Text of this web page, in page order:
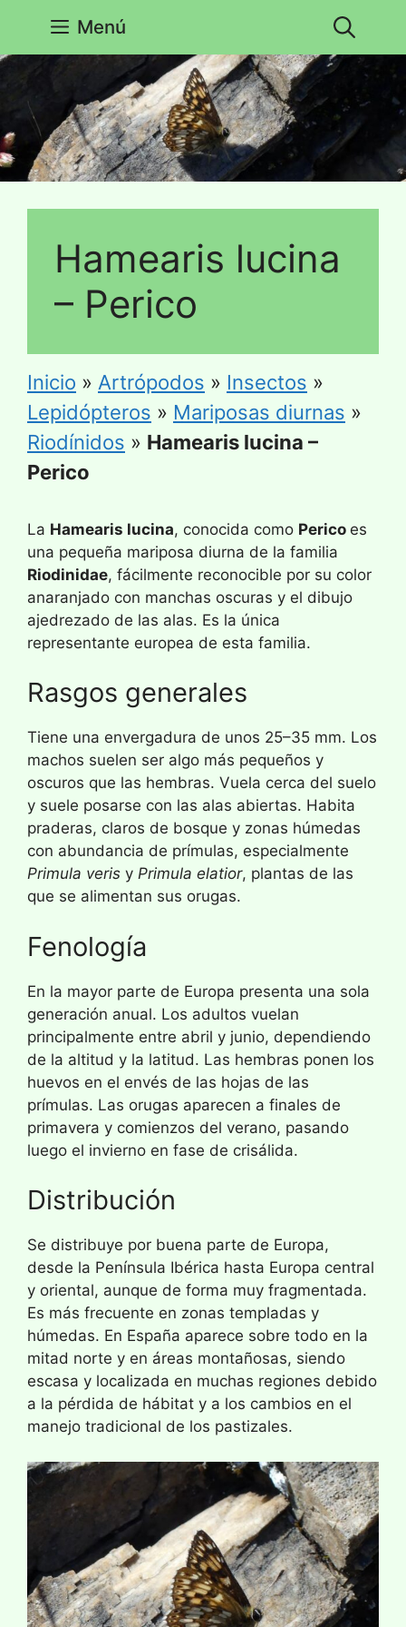
contenido
Menú
Hamearis lucina
– Perico
Inicio » Artrópodos » Insectos »
Lepidópteros » Mariposas diurnas »
Riodínidos » Hamearis lucina –
Perico
La Hamearis lucina, conocida como Perico es
una pequeña mariposa diurna de la familia
Riodinidae, fácilmente reconocible por su color
anaranjado con manchas oscuras y el dibujo
ajedrezado de las alas. Es la única
representante europea de esta familia.
Rasgos generales
Tiene una envergadura de unos 25–35 mm. Los
machos suelen ser algo más pequeños y
oscuros que las hembras. Vuela cerca del suelo
y suele posarse con las alas abiertas. Habita
praderas, claros de bosque y zonas húmedas
con abundancia de prímulas, especialmente
Primula veris y Primula elatior, plantas de las
que se alimentan sus orugas.
Fenología
En la mayor parte de Europa presenta una sola
generación anual. Los adultos vuelan
principalmente entre abril y junio, dependiendo
de la altitud y la latitud. Las hembras ponen los
huevos en el envés de las hojas de las
prímulas. Las orugas aparecen a finales de
primavera y comienzos del verano, pasando
luego el invierno en fase de crisálida.
Distribución
Se distribuye por buena parte de Europa,
desde la Península Ibérica hasta Europa central
y oriental, aunque de forma muy fragmentada.
Es más frecuente en zonas templadas y
húmedas. En España aparece sobre todo en la
mitad norte y en áreas montañosas, siendo
escasa y localizada en muchas regiones debido
a la pérdida de hábitat y a los cambios en el
manejo tradicional de los pastizales.